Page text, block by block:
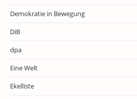
Demokratie in Bewegung
DiB
dpa
Eine Welt
Ekelliste